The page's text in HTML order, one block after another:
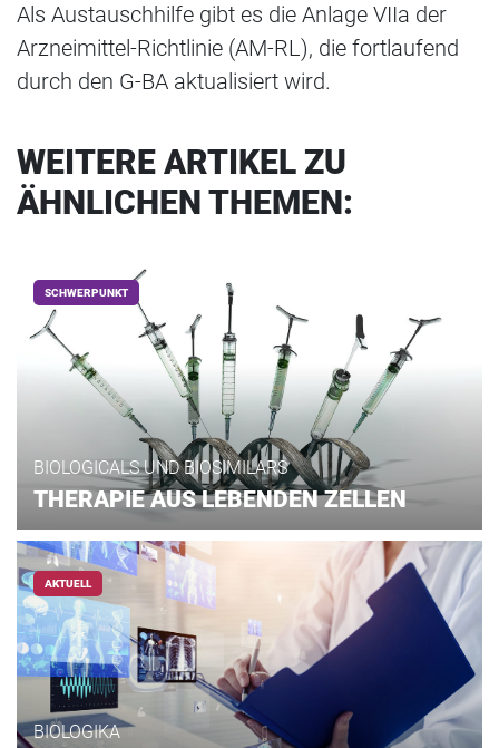
Als Austauschhilfe gibt es die Anlage VIIa der
Arzneimittel-Richtlinie (AM-RL), die fortlaufend
durch den G-BA aktualisiert wird.
WEITERE ARTIKEL ZU
ÄHNLICHEN THEMEN:
SCHWERPUNKT
BIOLOGICALS UND BIOSIMILARS
THERAPIE AUS LEBENDEN ZELLEN
AKTUELL
BIOLOGIKA